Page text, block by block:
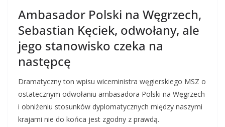
Ambasador Polski na Węgrzech,
Sebastian Kęciek, odwołany, ale
jego stanowisko czeka na
następcę
Dramatyczny ton wpisu wiceministra węgierskiego MSZ o
ostatecznym odwołaniu ambasadora Polski na Węgrzech
i obniżeniu stosunków dyplomatycznych między naszymi
krajami nie do końca jest zgodny z prawdą.